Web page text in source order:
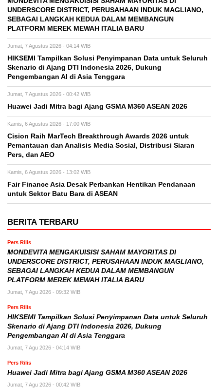
UNDERSCORE DISTRICT, PERUSAHAAN INDUK MAGLIANO,
SEBAGAI LANGKAH KEDUA DALAM MEMBANGUN
PLATFORM MEREK MEWAH ITALIA BARU
Jumat, 7 Agustus 2026 - 04:14 WIB
HIKSEMI Tampilkan Solusi Penyimpanan Data untuk Seluruh
Skenario di Ajang DTI Indonesia 2026, Dukung
Pengembangan AI di Asia Tenggara
Jumat, 7 Agustus 2026 - 00:42 WIB
Huawei Jadi Mitra bagi Ajang GSMA M360 ASEAN 2026
Kamis, 6 Agustus 2026 - 17:00 WIB
Cision Raih MarTech Breakthrough Awards 2026 untuk
Pemantauan dan Analisis Media Sosial, Distribusi Siaran
Pers, dan AEO
Kamis, 6 Agustus 2026 - 13:02 WIB
Fair Finance Asia Desak Perbankan Hentikan Pendanaan
untuk Sektor Batu Bara di ASEAN
BERITA TERBARU
Pers Rilis
MONDEVITA MENGAKUISISI SAHAM MAYORITAS DI
UNDERSCORE DISTRICT, PERUSAHAAN INDUK MAGLIANO,
SEBAGAI LANGKAH KEDUA DALAM MEMBANGUN
PLATFORM MEREK MEWAH ITALIA BARU
Jumat, 7 Agu 2026 - 09:32 WIB
Pers Rilis
HIKSEMI Tampilkan Solusi Penyimpanan Data untuk Seluruh
Skenario di Ajang DTI Indonesia 2026, Dukung
Pengembangan AI di Asia Tenggara
Jumat, 7 Agu 2026 - 04:14 WIB
Pers Rilis
Huawei Jadi Mitra bagi Ajang GSMA M360 ASEAN 2026
Jumat, 7 Agu 2026 - 00:42 WIB